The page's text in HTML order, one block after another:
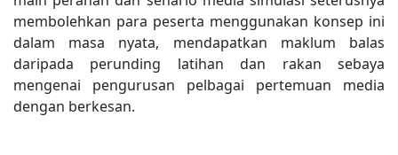
membolehkan para peserta menggunakan konsep ini
dalam masa nyata, mendapatkan maklum balas
daripada perunding latihan dan rakan sebaya
mengenai pengurusan pelbagai pertemuan media
dengan berkesan.